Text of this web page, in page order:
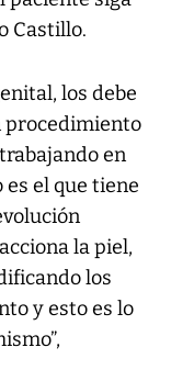
Castillo.
los debe
procedimiento
en
el que tiene
la piel,
los
y esto es lo